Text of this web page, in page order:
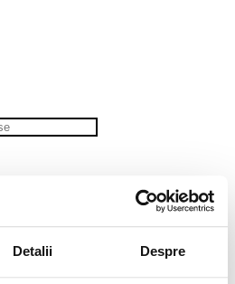
Detalii Despre